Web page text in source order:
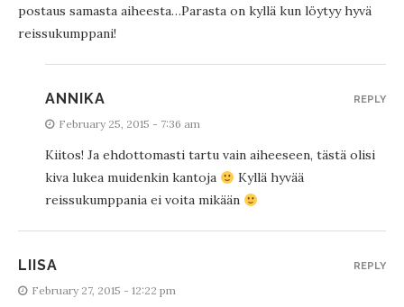
postaus samasta aiheesta…Parasta on kyllä kun löytyy hyvä
reissukumppani!
ANNIKA
February 25, 2015 - 7:36 am
Kiitos! Ja ehdottomasti tartu vain aiheeseen, tästä olisi
kiva lukea muidenkin kantoja
Kyllä hyvää
reissukumppania ei voita mikään
REPLY
LIISA
February 27, 2015 - 12:22 pm
REPLY